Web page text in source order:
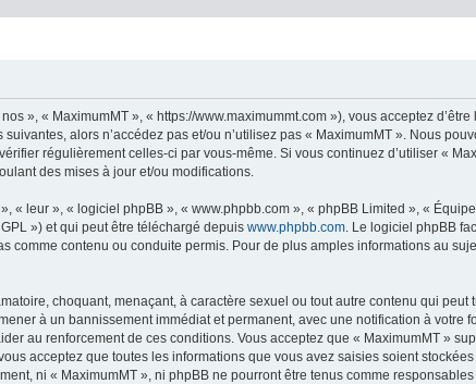
», « MaximumMT », « https://www.maximummt.com »), vous acceptez
alors n’accédez pas et/ou n’utilisez pas « MaximumMT ». Nous
régulièrement celles-ci par vous-même. Si vous continuez d’utiliser «
des mises à jour et/ou modifications.
« leur », « logiciel phpBB », « www.phpbb.com », « phpBB Limited », «
») et qui peut être téléchargé depuis www.phpbb.com . Le logiciel phpBB
comme contenu ou conduite permis. Pour de plus amples informations au
choquant, menaçant, à caractère sexuel ou tout autre contenu qui peut
à un bannissement immédiat et permanent, avec une notification à votre
au renforcement de ces conditions. Vous acceptez que « MaximumMT »
acceptez que toutes les informations que vous avez saisies soient
ni « MaximumMT », ni phpBB ne pourront être tenus comme